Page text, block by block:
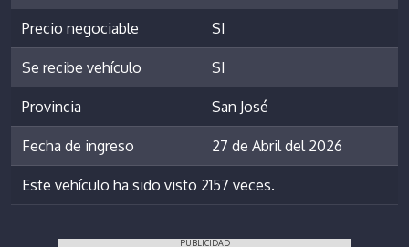
Precio negociable SI
Se recibe vehículo SI
Provincia San José
Fecha de ingreso 27 de Abril del 2026
Este vehículo ha sido visto 2157 veces.
PUBLICIDAD